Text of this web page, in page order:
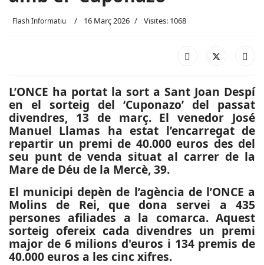
Flash Informatiu 16 Març 2026 Visites: 1068
L’ONCE ha portat la sort a Sant Joan Despí
en el sorteig del ‘Cuponazo’ del passat
divendres, 13 de març. El venedor José
Manuel Llamas ha estat l’encarregat de
repartir un premi de 40.000 euros des del
seu punt de venda situat al carrer de la
Mare de Déu de la Mercè, 39.
El municipi depèn de l’agència de l’ONCE a
Molins de Rei, que dona servei a 435
persones afiliades a la comarca. Aquest
sorteig ofereix cada divendres un premi
major de 6 milions d'euros i 134 premis de
40.000 euros a les cinc xifres.